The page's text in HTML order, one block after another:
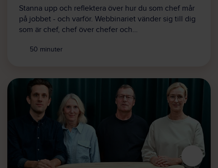
Stanna upp och reflektera över hur du som chef mår
på jobbet - och varför. Webbinariet vänder sig till dig
som är chef, chef över chefer och…
50 minuter